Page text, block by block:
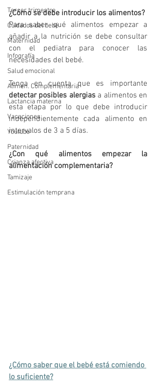
Tercer trimestre
Cuidados del bebé
Maternidad
Infografía
Salud emocional
Alimen. Complementaria
Lactancia materna
Vacaciones
Youtube
Paternidad
Crianza afectiva
Tamizaje
Estimulación temprana
¿Cómo se debe introducir los alimentos?
Para saber qué alimentos empezar a
añadir a la nutrición se debe consultar
con el pediatra para conocer las
necesidades del bebé.
detectar posibles alergias a alimentos en
esta etapa por lo que debe introducir
independientemente cada alimento en
intervalos de 3 a 5 días.
¿Con qué alimentos empezar la
alimentación complementaria?
¿Cómo saber que el bebé está comiendo
lo suficiente?